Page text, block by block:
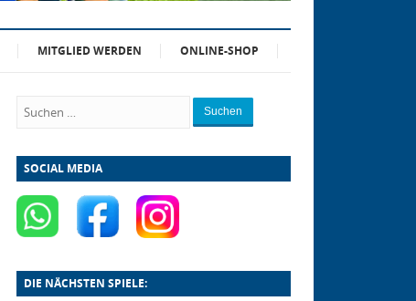
MITGLIED WERDEN ONLINE-SHOP
Suchen
SOCIAL MEDIA
DIE NÄCHSTEN SPIELE: